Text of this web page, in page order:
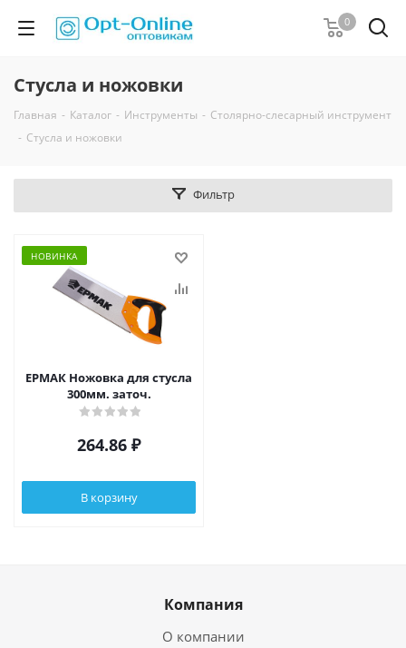
0
Стусла и ножовки
Главная - Каталог - Инструменты - Столярно-слесарный инструмент
- Стусла и ножовки
Фильтр
НОВИНКА
ЕРМАК Ножовка для стусла
300мм. заточ.
264.86 ₽
В корзину
Компания
О компании